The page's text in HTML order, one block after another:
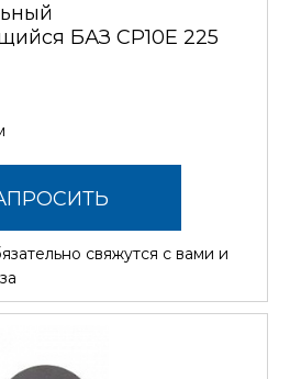
БАЗ CP10E 225
свяжутся с вами и